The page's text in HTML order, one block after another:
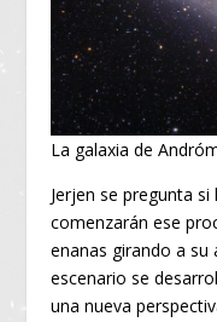
La galaxia de
Jerjen se pregunta
comenzarán ese
enanas girando a
escenario se
una nueva